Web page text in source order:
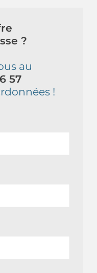
?
au
57
!